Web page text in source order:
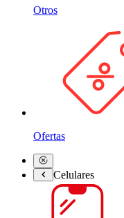
Otros
Ofertas
Celulares